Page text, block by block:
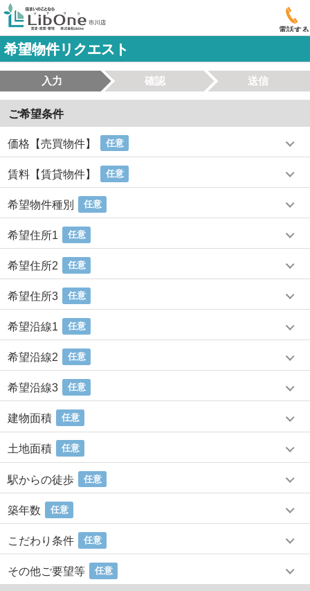
電話する
希望物件リクエスト
入力 確認 送信
ご希望条件
価格【売買物件】 任意
賃料【賃貸物件】 任意
希望物件種別 任意
希望住所1 任意
希望住所2 任意
希望住所3 任意
希望沿線1 任意
希望沿線2 任意
希望沿線3 任意
建物面積 任意
土地面積 任意
駅からの徒歩 任意
築年数 任意
こだわり条件 任意
その他ご要望等 任意